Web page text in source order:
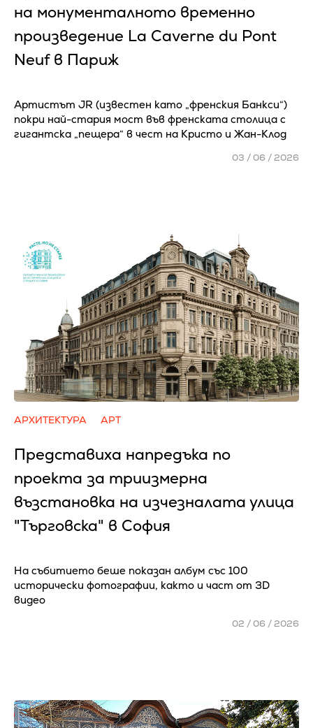
на монументалното временно
произведение La Caverne du Pont
Neuf в Париж
Артистът JR (известен като „френския Банкси“)
покри най-стария мост във френската столица с
гигантска „пещера“ в чест на Кристо и Жан-Клод
03 / 06 / 2026
АРХИТЕКТУРА АРТ
Представиха напредъка по
проекта за триизмерна
възстановка на изчезналата улица
"Търговска" в София
На събитието беше показан албум със 100
исторически фотографии, както и част от 3D
видео
02 / 06 / 2026